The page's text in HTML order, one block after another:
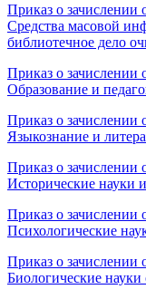
Приказ о зачислении
Средства масовой
библиотечное дело
Приказ о зачислении
Образование и
Приказ о зачислении
Языкознание и
Приказ о зачислении
Исторические науки
Приказ о зачислении
Психологические
Приказ о зачислении
Биологические